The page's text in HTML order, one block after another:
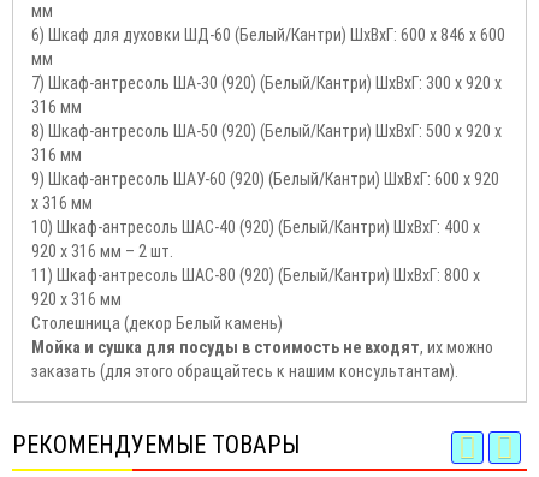
мм
6) Шкаф для духовки ШД-60 (Белый/Кантри) ШхВхГ: 600 x 846 x 600
мм
7) Шкаф-антресоль ША-30 (920) (Белый/Кантри) ШхВхГ: 300 x 920 x
316 мм
8) Шкаф-антресоль ША-50 (920) (Белый/Кантри) ШхВхГ: 500 x 920 x
316 мм
9) Шкаф-антресоль ШАУ-60 (920) (Белый/Кантри) ШхВхГ: 600 x 920
x 316 мм
10) Шкаф-антресоль ШАС-40 (920) (Белый/Кантри) ШхВхГ: 400 x
920 x 316 мм – 2 шт.
11) Шкаф-антресоль ШАС-80 (920) (Белый/Кантри) ШхВхГ: 800 x
920 x 316 мм
Столешница (декор Белый камень)
Мойка и сушка для посуды в стоимость не входят, их можно
заказать (для этого обращайтесь к нашим консультантам).
РЕКОМЕНДУЕМЫЕ ТОВАРЫ